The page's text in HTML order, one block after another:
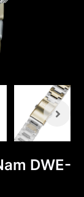
DWE-